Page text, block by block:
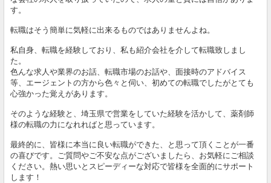
す。
転職はそう簡単に気軽に出来るものではありませんよね。
私自身、転職を経験しており、私も紹介会社を介して転職致しまし
た。
色んな求人や業界のお話、転職市場のお話や、面接時のアドバイス
等、エージェントの方から色々と伺い、初めての転職でしたがとても
心強かった覚えがあります。
そのような経験と、埼玉県で営業をしていた経験を活かして、薬剤師
様の転職の力になれればと思っています。
最終的に、皆様に本当に良い転職ができた、と思って頂くことが一番
の喜びです。ご質問やご不安な点がございましたら、お気軽にご相談
ください。熱い思いとスピーディーな対応で皆様を全面的にサポート
します！